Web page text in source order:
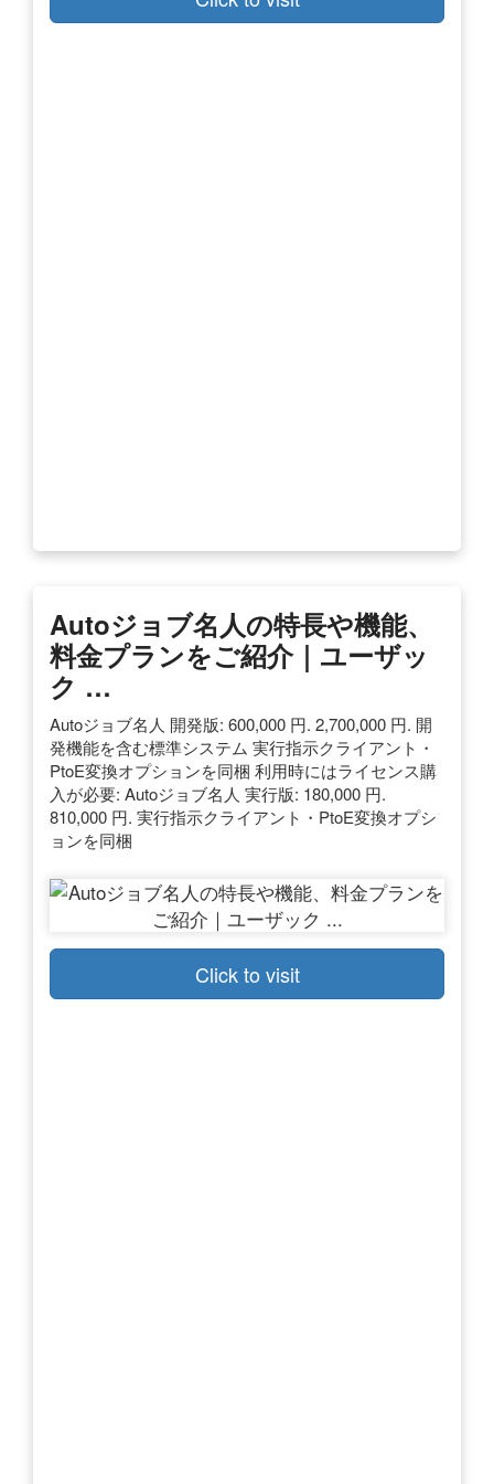
Autoジョブ名人の特長や機能、
料金プランをご紹介｜ユーザッ
ク …
Autoジョブ名人 開発版: 600,000 円. 2,700,000 円. 開
発機能を含む標準システム 実行指示クライアント・
PtoE変換オプションを同梱 利用時にはライセンス購
入が必要: Autoジョブ名人 実行版: 180,000 円.
810,000 円. 実行指示クライアント・PtoE変換オプシ
ョンを同梱
Click to visit